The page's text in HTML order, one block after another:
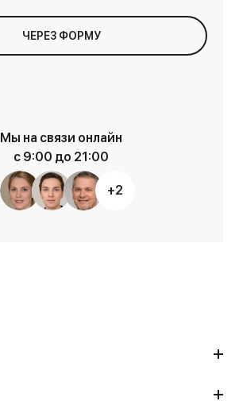
ЧЕРЕЗ ФОРМУ
Мы на связи онлайн
с 9:00 до 21:00
+2